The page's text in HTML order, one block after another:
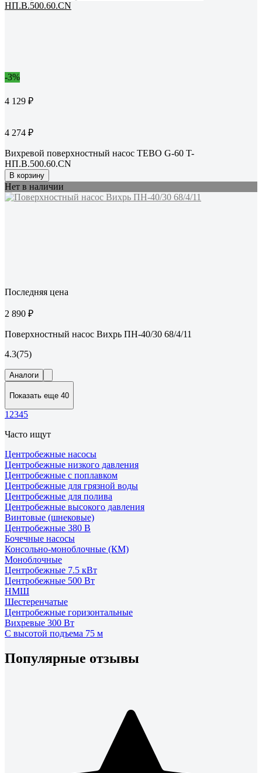
-3%
4 129 ₽
4 274 ₽
Вихревой поверхностный насос TEBO G-60 T-
НП.В.500.60.CN
В корзину
Нет в наличии
Последняя цена
2 890 ₽
Поверхностный насос Вихрь ПН-40/30 68/4/11
4.3(75)
Аналоги
Показать еще 40
1 2345
Часто ищут
Центробежные насосы
Центробежные низкого давления
Центробежные с поплавком
Центробежные для грязной воды
Центробежные для полива
Центробежные высокого давления
Винтовые (шнековые)
Центробежные 380 В
Бочечные насосы
Консольно-моноблочные (КМ)
Моноблочные
Центробежные 7.5 кВт
Центробежные 500 Вт
НМШ
Шестеренчатые
Центробежные горизонтальные
Вихревые 300 Вт
С высотой подъема 75 м
Популярные отзывы